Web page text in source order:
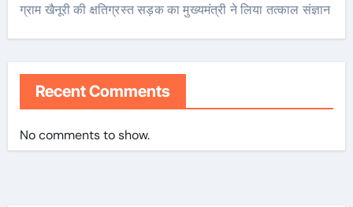
ग्राम खैनूरी की क्षतिग्रस्त सड़क का मुख्यमंत्री ने लिया तत्काल संज्ञान
Recent Comments
No comments to show.